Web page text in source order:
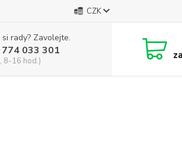
CZK
rady? Zavolejte.
033 301
8-16 hod.) za